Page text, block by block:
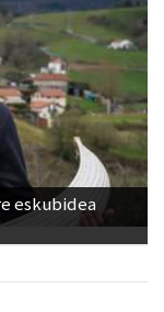
eskubidea